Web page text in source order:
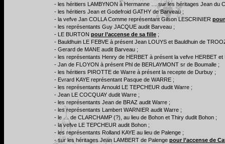
- les héritiers LAMBYNON à Hermanne … sur les héritages Jean du
- les héritiers Jean et Godefroid GATHY de Barveau ;
- la vefve Jan COLLA Comme représentant Gilson LESCRINIER pour
- les représentants Guy JACQUE audit Barveau ;
- LE BURTON pour l’accense de sa fille ;
- Bauldhuin LE FEBVE à présent Jean LOUYS et Bauldhuin de
- Gerard de MANE audit Barveau ;
- les représentants Henry de HERBET à présent la vefve HERBET et
- Jan de FLOYON à présent Phl de BERLAYMONT sr de Boumalle ;
- les héritiers PIROTTE de Warre à présent la recepte de Durbuy ;
- Evrard KAYE représentant Pasque de WARRE ;
- les représentants Arnould LE TEPCHEUR dudit Warre ;
- Jean LE COCQUAY dudit Warre ;
- les représentants Jean de BRAZ audit Warre ;
- les représentants Lambert WARNIER audit Warre ;
- le … de CLARCHAMP (?), au lieu de Bohon et Thiry dudit Bohon ;
- la vefve LE TEPCHEUR audit Bohon ;
- les représentants Rolland KAYE au lieu de Palenge ;
- sur les héritages Jean LAMBERT de Palenge pour l’accense de